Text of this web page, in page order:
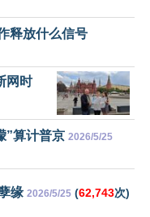
释放什么信号
网时
”算计普京 2026/5/25
缘 2026/5/25 (62,743次)